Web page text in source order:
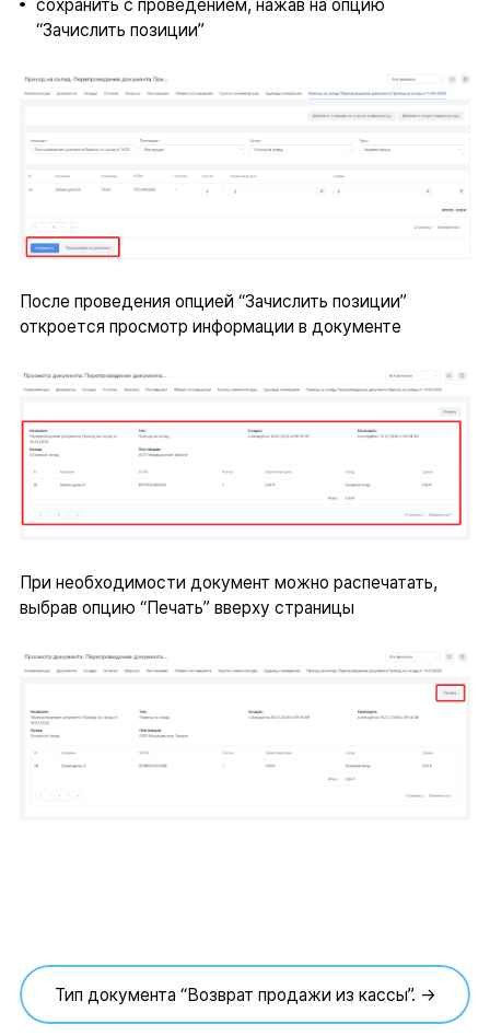
сохранить с проведением, нажав на опцию
“Зачислить позиции”
После проведения опцией “Зачислить позиции”
откроется просмотр информации в документе
При необходимости документ можно распечатать,
выбрав опцию “Печать” вверху страницы
Тип документа “Возврат продажи из кассы”. →